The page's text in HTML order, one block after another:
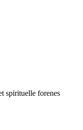
spirituelle forenes